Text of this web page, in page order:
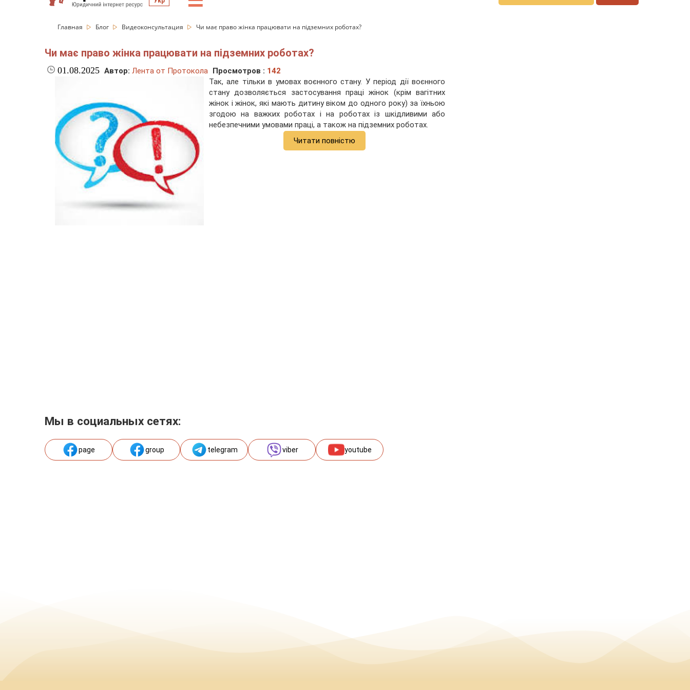
Главная Блог Видеоконсультация Чи має право жінка працювати на підземних роботах?
Чи має право жінка працювати на підземних роботах?
01.08.2025 Автор: Лента от Протокола Просмотров : 142
Так, але тільки в умовах воєнного стану. У період дії воєнного
стану дозволяється застосування праці жінок (крім вагітних
жінок і жінок, які мають дитину віком до одного року) за їхньою
згодою на важких роботах і на роботах із шкідливими або
небезпечними умовами праці, а також на підземних роботах.
Читати повністю
Мы в социальных сетях:
page group telegram viber youtube